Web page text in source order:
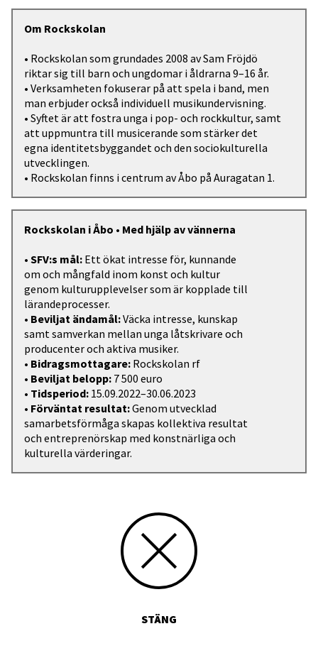
Om Rockskolan
• Rockskolan som grundades 2008 av Sam Fröjdö
riktar sig till barn och ungdomar i åldrarna 9–16 år.
• Verksamheten fokuserar på att spela i band, men
man erbjuder också individuell musikundervisning.
• Syftet är att fostra unga i pop- och rockkultur, samt
att uppmuntra till musicerande som stärker det
egna identitetsbyggandet och den sociokulturella
utvecklingen.
• Rockskolan finns i centrum av Åbo på Auragatan 1.
Rockskolan i Åbo • Med hjälp av vännerna
• SFV:s mål: Ett ökat intresse för, kunnande
om och mångfald inom konst och kultur
genom kulturupplevelser som är kopplade till
lärandeprocesser.
• Beviljat ändamål:Väcka intresse, kunskap
samt samverkan mellan unga låtskrivare och
producenter och aktiva musiker.
• Bidragsmottagare: Rockskolan rf
• Beviljat belopp: 7 500 euro
• Tidsperiod: 15.09.2022–30.06.2023
• Förväntat resultat:Genom utvecklad
samarbetsförmåga skapas kollektiva resultat
och entreprenörskap med konstnärliga och
kulturella värderingar.
STÄNG